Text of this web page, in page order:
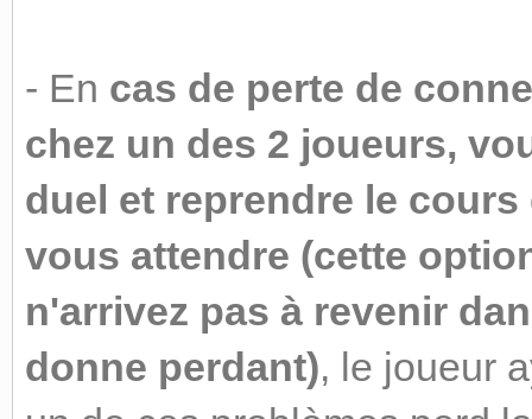
- En cas de perte de
chez un des 2 joueurs,
duel et reprendre le
vous attendre (cette
n'arrivez pas à revenir
donne perdant), le joueur